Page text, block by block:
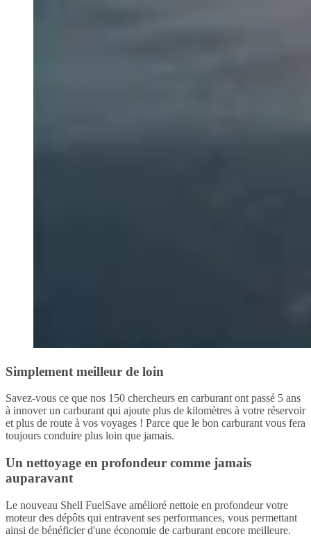
Simplement meilleur de loin
Savez-vous ce que nos 150 chercheurs en carburant ont passé 5 ans
à innover un carburant qui ajoute plus de kilomètres à votre réservoir
et plus de route à vos voyages ! Parce que le bon carburant vous fera
toujours conduire plus loin que jamais.
Un nettoyage en profondeur comme jamais
auparavant
Le nouveau Shell FuelSave amélioré nettoie en profondeur votre
moteur des dépôts qui entravent ses performances, vous permettant
ainsi de bénéficier d'une économie de carburant encore meilleure.